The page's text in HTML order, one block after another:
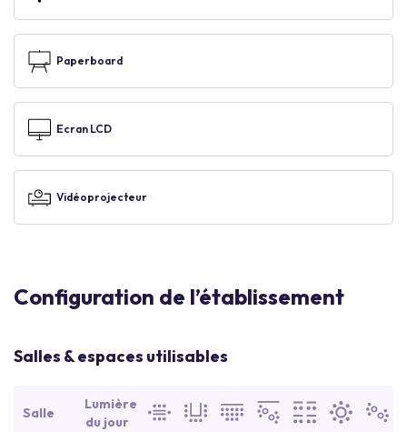
Paperboard
Ecran LCD
Vidéoprojecteur
Configuration de l’établissement
Salles & espaces utilisables
Salle
Lumière
du jour